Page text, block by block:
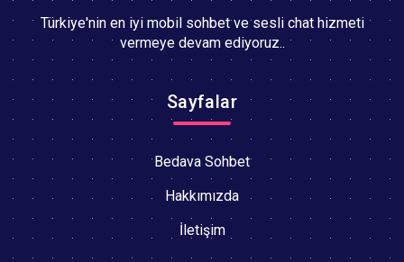
Türkiye'nin en iyi mobil sohbet ve sesli chat hizmeti
vermeye devam ediyoruz..
Sayfalar
Bedava Sohbet
Hakkımızda
İletişim